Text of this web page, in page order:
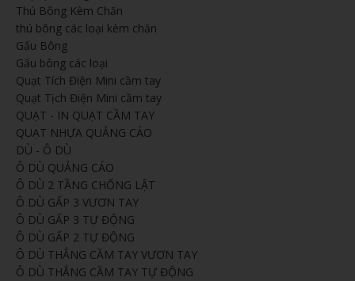
Thú Bông Kèm Chăn
thú bông các loại kèm chăn
Gấu Bông
Gấu bông các loại
Quạt Tích Điện Mini cầm tay
Quạt Tịch Điện Mini cầm tay
QUẠT - IN QUẠT CẦM TAY
QUẠT NHỰA QUẢNG CÁO
DÙ - Ô DÙ
Ô DÙ QUẢNG CÁO
Ô DÙ 2 TẦNG CHỐNG LẬT
Ô DÙ GẤP 3 VƯƠN TAY
Ô DÙ GẤP 3 TỰ ĐỘNG
Ô DÙ GẤP 2 TỰ ĐỘNG
Ô DÙ THẲNG CẦM TAY VƯƠN TAY
Ô DÙ THẲNG CẦM TAY TỰ ĐỘNG